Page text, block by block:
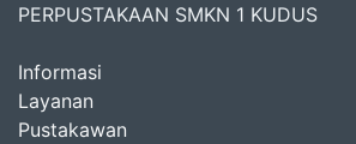
PERPUSTAKAAN SMKN 1 KUDUS
Informasi
Layanan
Pustakawan